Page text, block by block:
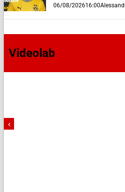
06/08/202616:00
Videolab
‹